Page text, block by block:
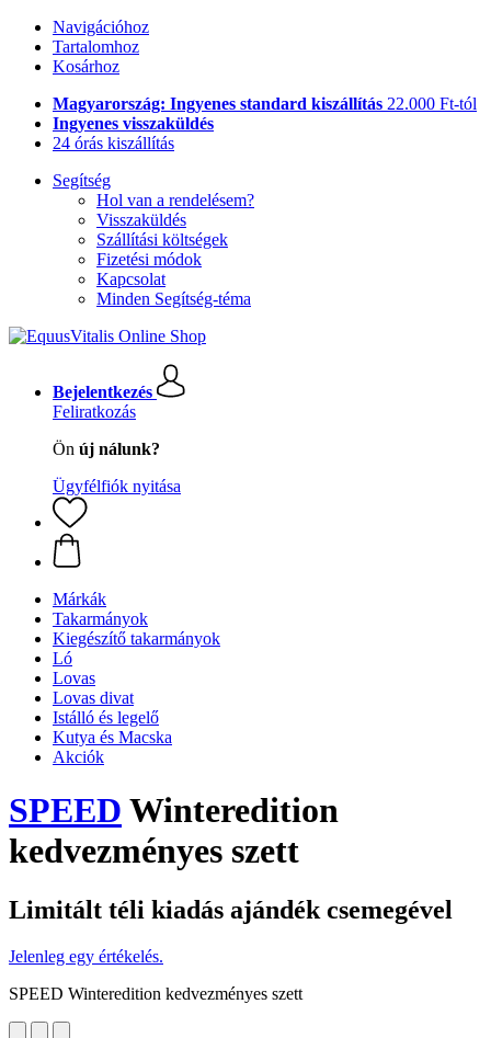
Navigációhoz
Tartalomhoz
Kosárhoz
Magyarország: Ingyenes standard kiszállítás 22.000 Ft-tól
Ingyenes visszaküldés
24 órás kiszállítás
Segítség
Hol van a rendelésem?
Visszaküldés
Szállítási költségek
Fizetési módok
Kapcsolat
Minden Segítség-téma
Bejelentkezés
Feliratkozás
Ön új nálunk?
Ügyfélfiók nyitása
Márkák
Takarmányok
Kiegészítő takarmányok
Ló
Lovas
Lovas divat
Istálló és legelő
Kutya és Macska
Akciók
SPEED Winteredition
kedvezményes szett
Limitált téli kiadás ajándék csemegével
Jelenleg egy értékelés.
SPEED Winteredition kedvezményes szett